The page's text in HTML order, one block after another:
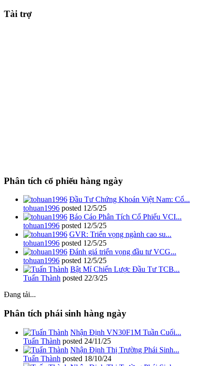
Tài trợ
Phân tích cổ phiếu hàng ngày
Đầu Tư Chứng Khoán Việt Nam: Cổ...
tohuan1996 posted 12/5/25
Báo Cáo Phân Tích Cổ Phiếu VCI...
tohuan1996 posted 12/5/25
GVR: Triển vọng ngành cao su...
tohuan1996 posted 12/5/25
Đánh giá triển vọng đầu tư VCG...
tohuan1996 posted 12/5/25
Bật Mí Chiến Lược Đầu Tư TCB...
Tuấn Thành posted 22/3/25
Đang tải...
Phân tích phái sinh hàng ngày
Nhận Định VN30F1M Tuần Cuối...
Tuấn Thành posted 24/11/25
Nhận Định Thị Trường Phái Sinh...
Tuấn Thành posted 18/10/24